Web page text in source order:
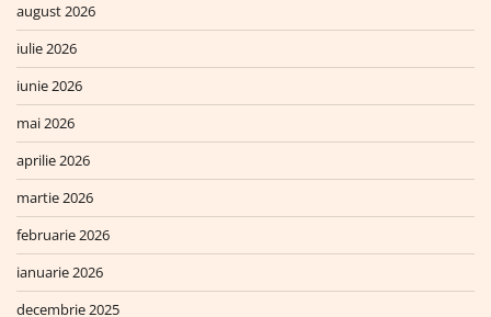
august 2026
iulie 2026
iunie 2026
mai 2026
aprilie 2026
martie 2026
februarie 2026
ianuarie 2026
decembrie 2025